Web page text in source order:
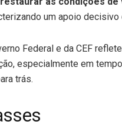
um apoio decisivo
Federal e da CEF
especialmente em
trás.